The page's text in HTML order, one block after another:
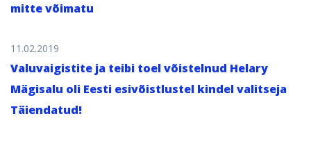
mitte võimatu
11.02.2019
Valuvaigistite ja teibi toel võistelnud Helary
Mägisalu oli Eesti esivõistlustel kindel valitseja
Täiendatud!